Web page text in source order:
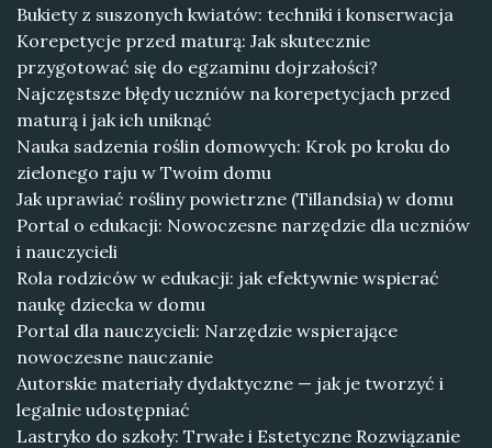
Bukiety z suszonych kwiatów: techniki i konserwacja
Korepetycje przed maturą: Jak skutecznie
przygotować się do egzaminu dojrzałości?
Najczęstsze błędy uczniów na korepetycjach przed
maturą i jak ich uniknąć
Nauka sadzenia roślin domowych: Krok po kroku do
zielonego raju w Twoim domu
Jak uprawiać rośliny powietrzne (Tillandsia) w domu
Portal o edukacji: Nowoczesne narzędzie dla uczniów
i nauczycieli
Rola rodziców w edukacji: jak efektywnie wspierać
naukę dziecka w domu
Portal dla nauczycieli: Narzędzie wspierające
nowoczesne nauczanie
Autorskie materiały dydaktyczne — jak je tworzyć i
legalnie udostępniać
Lastryko do szkoły: Trwałe i Estetyczne Rozwiązanie